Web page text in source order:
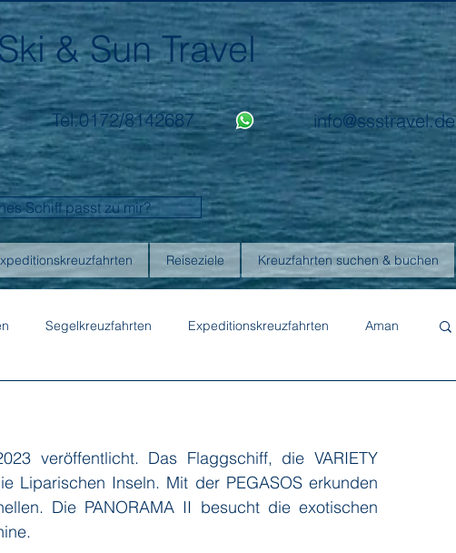
& Sun Travel
Tel.0172/8142687 info@ssstravel.de
Schiff passt zu mir?
Reiseziele Kreuzfahrten suchen & buchen
Segelkreuzfahrten Expeditionskreuzfahrten Aman
Phoenix Reisen
Running on Waves
veröffentlicht. Das Flaggschiff, die VARIETY
Liparischen Inseln. Mit der PEGASOS erkunden
Die PANORAMA II besucht die exotischen